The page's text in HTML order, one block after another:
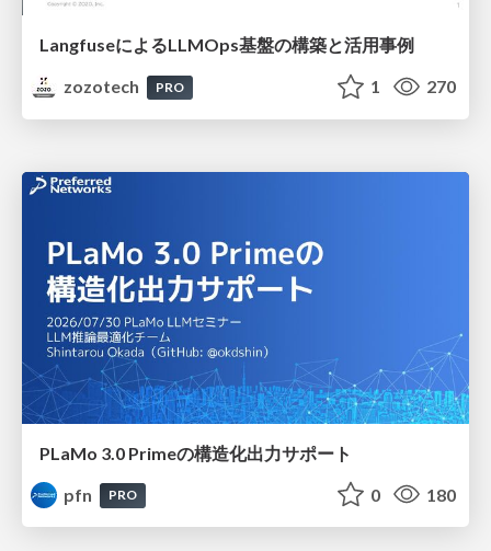
LangfuseによるLLMOps基盤の構築と活用事例
zozotech
PRO 1 270
PLaMo 3.0 Primeの構造化出力サポート
pfn
PRO 0 180